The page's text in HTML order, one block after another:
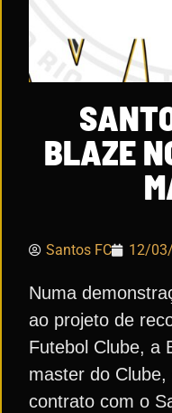
BLAZE
Santos FC 12/
Numa
ao projeto de
Futebol Clube, a
master do Clube,
contrato com o